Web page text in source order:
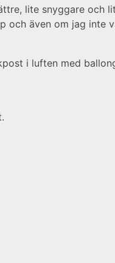
lite snyggare
även om jag
i luften med